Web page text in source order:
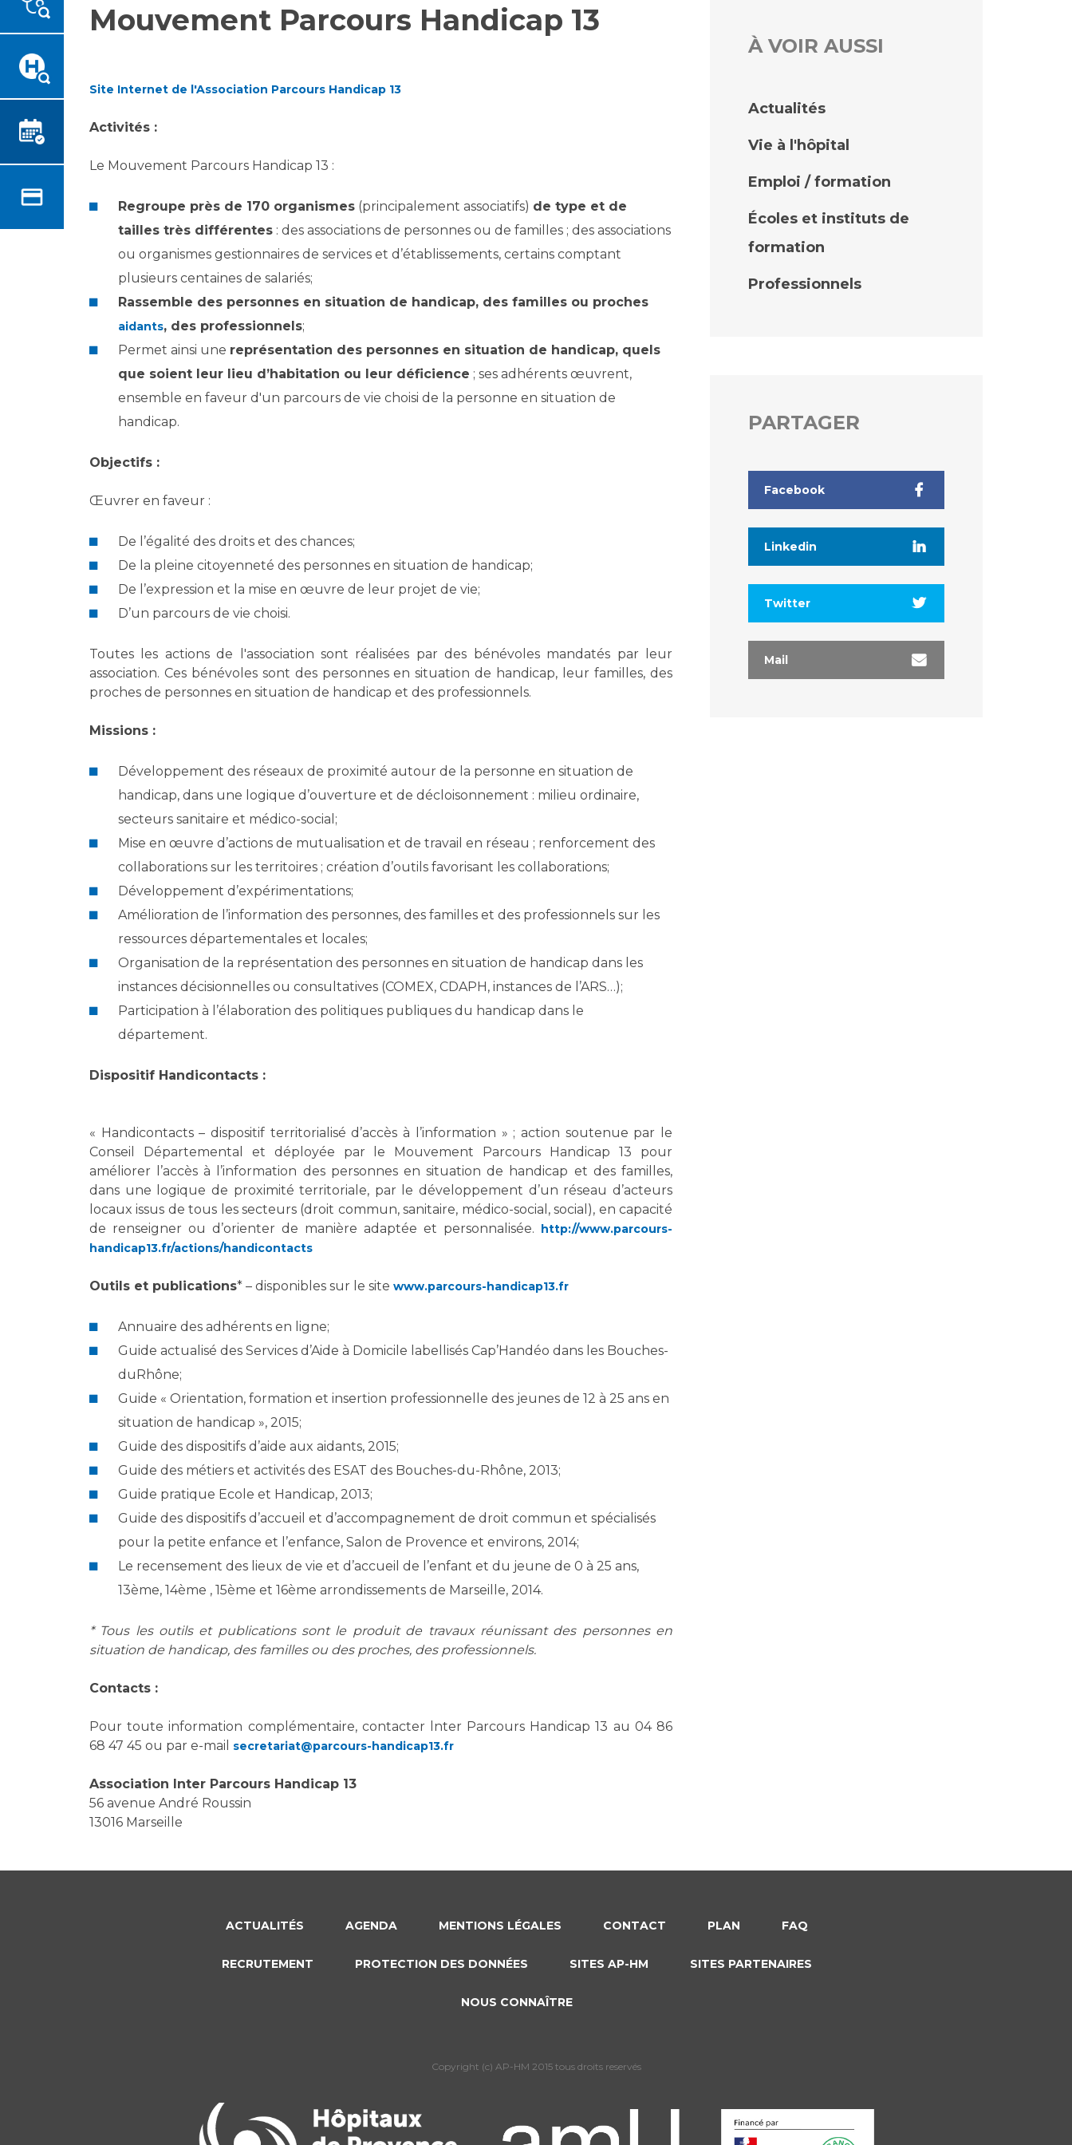
Vous accompagnez, vous
rendez visite à un patient
d'imagerie ou de radiologie à
Vous avez une analyse à
myaphm, votre espace
santé en ligne
Infos COVID-19
Vivre ensemble à l'hôpital
Culture à l'hôpital
Les associations
Livret d'accueil
Salon des familles
Vos droits, vos devoirs
Accueil sourds et
malentendants
Handicap 13
Cancer
Maternité Hôpital Nord
Nos indicateurs qualité et de sécurité des soins
Sécurité
Les recherches en santé à l’AP-HM
Lieu de santé sans tabac
Emplois paramédicaux
Espace Formation
Emplois techniques et
Emplois divers
Statuts
Stages paramédicaux
Chercheurs
La recherche clinique à l'AP-
HM
Les structures de recherche
Adresser un patient
Radiologie / Imagerie
Cancérologie
Les pôles d'activité médicale
Adresser un examen au
Centres de référence
Maladies Rares
Maladies Rares
Mouvement Parcours Handicap 13
Site Internet de l'Association Parcours Handicap 13
Activités :
Le Mouvement Parcours Handicap 13 :
Regroupe près de 170 organismes (principalement associatifs) de type et de
tailles très différentes : des associations de personnes ou de familles ; des associations
ou organismes gestionnaires de services et d’établissements, certains comptant
plusieurs centaines de salariés;
Rassemble des personnes en situation de handicap, des familles ou proches
aidants, des professionnels;
Permet ainsi une représentation des personnes en situation de handicap, quels
que soient leur lieu d’habitation ou leur déficience ; ses adhérents œuvrent,
ensemble en faveur d'un parcours de vie choisi de la personne en situation de
handicap.
Objectifs :
Œuvrer en faveur :
De l’égalité des droits et des chances;
De la pleine citoyenneté des personnes en situation de handicap;
De l’expression et la mise en œuvre de leur projet de vie;
D’un parcours de vie choisi.
Toutes les actions de l'association sont réalisées par des bénévoles mandatés par leur
association. Ces bénévoles sont des personnes en situation de handicap, leur familles, des
proches de personnes en situation de handicap et des professionnels.
Missions :
Développement des réseaux de proximité autour de la personne en situation de
handicap, dans une logique d’ouverture et de décloisonnement : milieu ordinaire,
secteurs sanitaire et médico-social;
Mise en œuvre d’actions de mutualisation et de travail en réseau ; renforcement des
collaborations sur les territoires ; création d’outils favorisant les collaborations;
Développement d’expérimentations;
Amélioration de l’information des personnes, des familles et des professionnels sur les
ressources départementales et locales;
Organisation de la représentation des personnes en situation de handicap dans les
instances décisionnelles ou consultatives (COMEX, CDAPH, instances de l’ARS…);
Participation à l’élaboration des politiques publiques du handicap dans le
département.
Dispositif Handicontacts :
« Handicontacts – dispositif territorialisé d’accès à l’information » ; action soutenue par le
Conseil Départemental et déployée par le Mouvement Parcours Handicap 13 pour
améliorer l’accès à l’information des personnes en situation de handicap et des familles,
dans une logique de proximité territoriale, par le développement d’un réseau d’acteurs
locaux issus de tous les secteurs (droit commun, sanitaire, médico-social, social), en capacité
de renseigner ou d’orienter de manière adaptée et personnalisée. http://www.parcours-
handicap13.fr/actions/handicontacts
Outils et publications* – disponibles sur le site www.parcours-handicap13.fr
Annuaire des adhérents en ligne;
Guide actualisé des Services d’Aide à Domicile labellisés Cap’Handéo dans les Bouches-
duRhône;
Guide « Orientation, formation et insertion professionnelle des jeunes de 12 à 25 ans en
situation de handicap », 2015;
Guide des dispositifs d’aide aux aidants, 2015;
Guide des métiers et activités des ESAT des Bouches-du-Rhône, 2013;
Guide pratique Ecole et Handicap, 2013;
Guide des dispositifs d’accueil et d’accompagnement de droit commun et spécialisés
pour la petite enfance et l’enfance, Salon de Provence et environs, 2014;
Le recensement des lieux de vie et d’accueil de l’enfant et du jeune de 0 à 25 ans,
13ème, 14ème , 15ème et 16ème arrondissements de Marseille, 2014.
* Tous les outils et publications sont le produit de travaux réunissant des personnes en
situation de handicap, des familles ou des proches, des professionnels.
Contacts :
Pour toute information complémentaire, contacter lnter Parcours Handicap 13 au 04 86
68 47 45 ou par e-mail secretariat@parcours-handicap13.fr
Association Inter Parcours Handicap 13
56 avenue André Roussin
13016 Marseille
À VOIR AUSSI
Actualités
Vie à l'hôpital
Emploi / formation
Écoles et instituts de
formation
Professionnels
PARTAGER
Facebook
Linkedin
Twitter
Mail
ACTUALITÉS AGENDA MENTIONS LÉGALES CONTACT PLAN FAQ
RECRUTEMENT PROTECTION DES DONNÉES SITES AP-HM SITES PARTENAIRES
NOUS CONNAÎTRE
Copyright (c) AP-HM 2015 tous droits reservés